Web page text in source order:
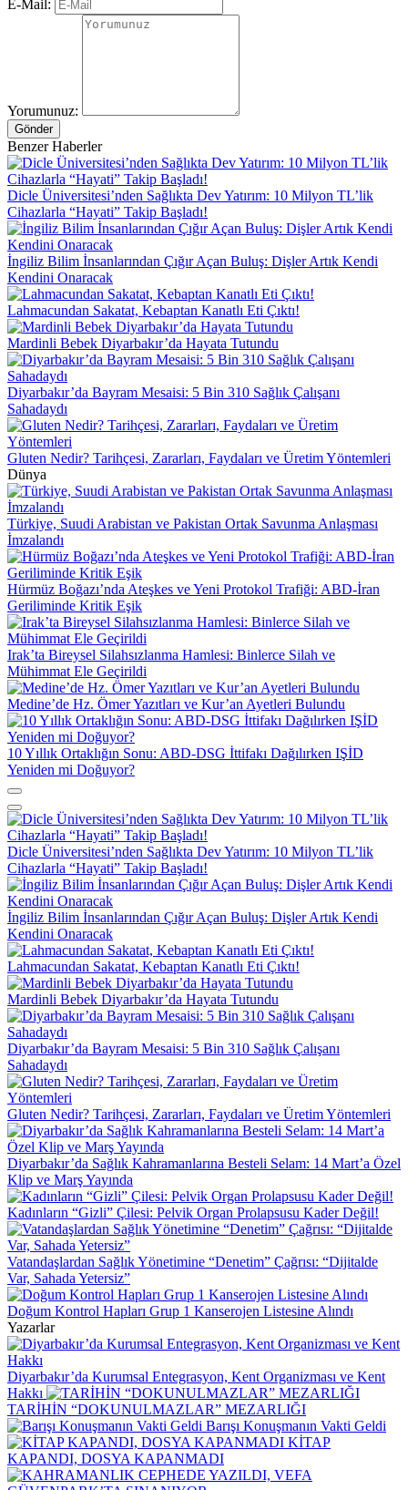
E-Mail:
Yorumunuz:
Gönder
Benzer Haberler
Dicle Üniversitesi’nden Sağlıkta Dev Yatırım: 10 Milyon TL’lik
Cihazlarla “Hayati” Takip Başladı!
İngiliz Bilim İnsanlarından Çığır Açan Buluş: Dişler Artık Kendi
Kendini Onaracak
Lahmacundan Sakatat, Kebaptan Kanatlı Eti Çıktı!
Mardinli Bebek Diyarbakır’da Hayata Tutundu
Diyarbakır’da Bayram Mesaisi: 5 Bin 310 Sağlık Çalışanı
Sahadaydı
Gluten Nedir? Tarihçesi, Zararları, Faydaları ve Üretim Yöntemleri
Dünya
Türkiye, Suudi Arabistan ve Pakistan Ortak Savunma Anlaşması
İmzalandı
Hürmüz Boğazı’nda Ateşkes ve Yeni Protokol Trafiği: ABD-İran
Geriliminde Kritik Eşik
Irak’ta Bireysel Silahsızlanma Hamlesi: Binlerce Silah ve
Mühimmat Ele Geçirildi
Medine’de Hz. Ömer Yazıtları ve Kur’an Ayetleri Bulundu
10 Yıllık Ortaklığın Sonu: ABD-DSG İttifakı Dağılırken IŞİD
Yeniden mi Doğuyor?
Dicle Üniversitesi’nden Sağlıkta Dev Yatırım: 10 Milyon TL’lik
Cihazlarla “Hayati” Takip Başladı!
İngiliz Bilim İnsanlarından Çığır Açan Buluş: Dişler Artık Kendi
Kendini Onaracak
Lahmacundan Sakatat, Kebaptan Kanatlı Eti Çıktı!
Mardinli Bebek Diyarbakır’da Hayata Tutundu
Diyarbakır’da Bayram Mesaisi: 5 Bin 310 Sağlık Çalışanı
Sahadaydı
Gluten Nedir? Tarihçesi, Zararları, Faydaları ve Üretim Yöntemleri
Diyarbakır’da Sağlık Kahramanlarına Besteli Selam: 14 Mart’a Özel
Klip ve Marş Yayında
Kadınların “Gizli” Çilesi: Pelvik Organ Prolapsusu Kader Değil!
Vatandaşlardan Sağlık Yönetimine “Denetim” Çağrısı: “Dijitalde
Var, Sahada Yetersiz”
Doğum Kontrol Hapları Grup 1 Kanserojen Listesine Alındı
Yazarlar
Diyarbakır’da Kurumsal Entegrasyon, Kent Organizması ve Kent
Hakkı
TARİHİN “DOKUNULMAZLAR” MEZARLIĞI
Barışı Konuşmanın Vakti Geldi
KİTAP
KAPANDI, DOSYA KAPANMADI